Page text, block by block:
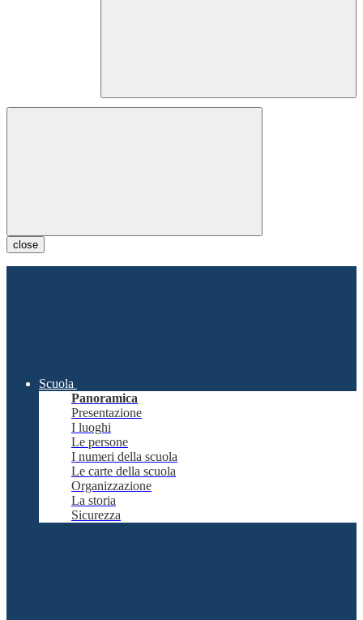
close
Scuola
Panoramica
Presentazione
I luoghi
Le persone
I numeri della scuola
Le carte della scuola
Organizzazione
La storia
Sicurezza